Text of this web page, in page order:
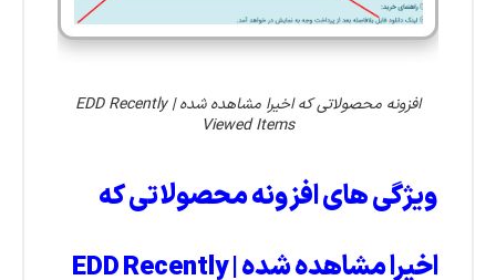
افزونه محصولاتی که اخیرا مشاهده شده | EDD Recently
Viewed Items
ویژگی های افزونه محصولاتی که
اخیرا مشاهده شده | EDD Recently